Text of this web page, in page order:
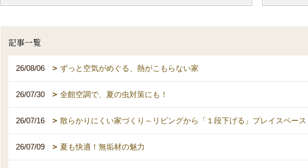
記事一覧
26/08/06 ずっと空気がめぐる、熱がこもらない家
26/07/30 全館空調で、夏の虫対策にも！
26/07/16 散らかりにくい家づくり～リビングから「１段下げる」プレイスペース
26/07/09 夏も快適！無垢材の魅力